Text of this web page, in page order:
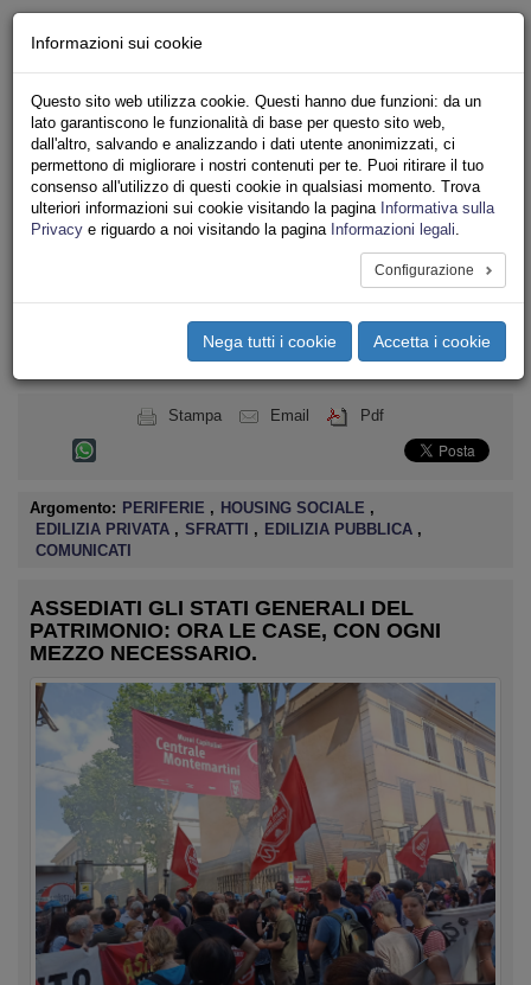
Iscriviti
Ricerca
Area Stampa
Privacy
ASSOCIAZIONI INQUILINI E ABITANTI
navigation
Toggle
Stampa Email Pdf
Argomento: PERIFERIE , HOUSING SOCIALE ,
EDILIZIA PRIVATA , SFRATTI , EDILIZIA PUBBLICA ,
COMUNICATI
ASSEDIATI GLI STATI GENERALI DEL
PATRIMONIO: ORA LE CASE, CON OGNI
MEZZO NECESSARIO.
Informazioni sui cookie
Questo sito web utilizza cookie. Questi hanno due funzioni: da un
lato garantiscono le funzionalità di base per questo sito web,
dall'altro, salvando e analizzando i dati utente anonimizzati, ci
permettono di migliorare i nostri contenuti per te. Puoi ritirare il tuo
consenso all'utilizzo di questi cookie in qualsiasi momento. Trova
ulteriori informazioni sui cookie visitando la pagina Informativa sulla
Privacy e riguardo a noi visitando la pagina Informazioni legali.
Configurazione
Nega tutti i cookie Accetta i cookie